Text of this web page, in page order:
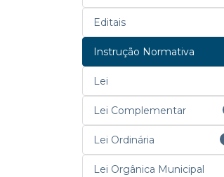
Editais
Instrução Normativa
Lei
Lei Complementar
Lei Ordinária
Lei Orgânica Municipal